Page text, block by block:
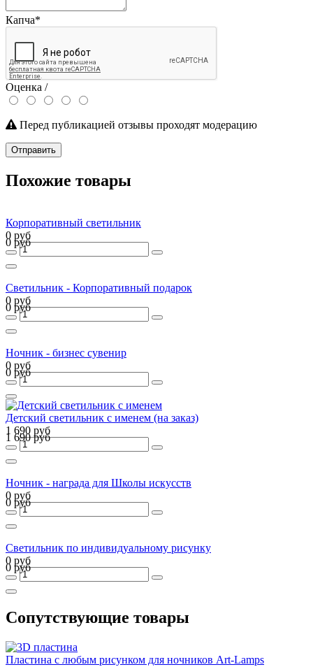
Капча*
Оценка /
Перед публикацией отзывы проходят модерацию
Отправить
Похожие товары
Корпоративный светильник
0 руб
0 руб
Светильник - Корпоративный подарок
0 руб
0 руб
Ночник - бизнес сувенир
0 руб
0 руб
Детский светильник с именем (на заказ)
1 690 руб
1 690 руб
Ночник - награда для Школы искусств
0 руб
0 руб
Светильник по индивидуальному рисунку
0 руб
0 руб
Сопутствующие товары
Пластина с любым рисунком для ночников Art-Lamps